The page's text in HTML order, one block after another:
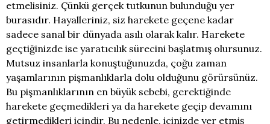
etmelisiniz. Çünkü gerçek tutkunun bulunduğu yer
burasıdır. Hayalleriniz, siz harekete geçene kadar
sadece sanal bir dünyada asılı olarak kalır. Harekete
geçtiğinizde ise yaratıcılık sürecini başlatmış olursunuz.
Mutsuz insanlarla konuştuğunuzda, çoğu zaman
yaşamlarının pişmanlıklarla dolu olduğunu görürsünüz.
Bu pişmanlıklarının en büyük sebebi, gerektiğinde
harekete geçmedikleri ya da harekete geçip devamını
getirmedikleri içindir. Bu nedenle, içinizde yer etmiş